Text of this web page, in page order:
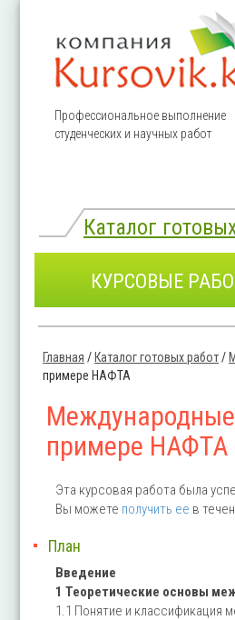
Профессиональное выполнение
студенческих и научных работ
Каталог
КУРСОВЫЕ
Вы здесь
Главная / Каталог готовых работ/
примере НАФТА
Международные
примере НАФТА
Эта курсовая работа была
Вы можете получить ее в
План
Введение
1 Теоретические основы
1.1 Понятие и классификация